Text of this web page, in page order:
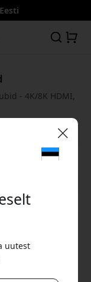
- 4K/8K HDMI,
uutest
8%